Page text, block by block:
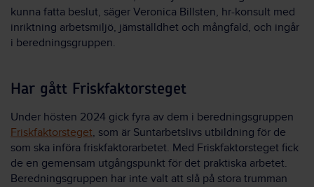
kunna fatta beslut, säger Veronica Billsten, hr-konsult med
inriktning arbetsmiljö, jämställdhet och mångfald, och ingår
i beredningsgruppen.
Har gått Friskfaktorsteget
Under hösten 2024 gick fyra av dem i beredningsgruppen
Friskfaktorsteget, som är Suntarbetslivs utbildning för de
som ska införa friskfaktorarbetet. Med Friskfaktorsteget fick
de en gemensam utgångspunkt för det praktiska arbetet.
Beredningsgruppen har inte valt att slå på stora trumman